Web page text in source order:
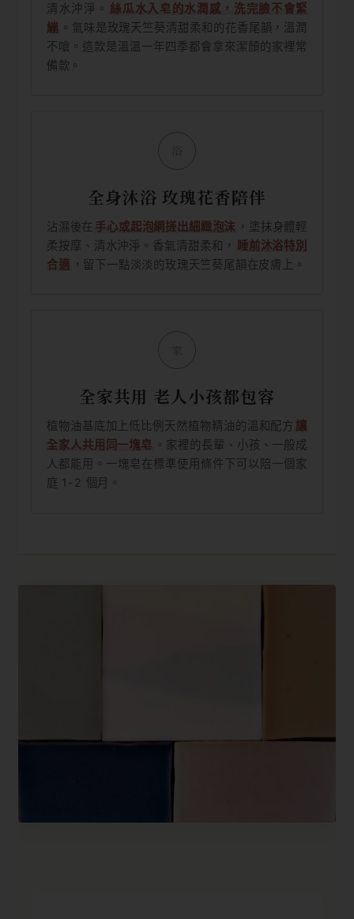
清水沖淨。
絲瓜水入皂的水潤感，洗完臉不會緊
繃 。氣味是玫瑰天竺葵清甜柔和的花香尾韻，溫潤
不嗆。這款是溫溫一年四季都會拿來潔顏的家裡常
備款。
浴
全身沐浴 玫瑰花香陪伴
沾濕後在 手心或起泡網搓出細緻泡沫 ，塗抹身體輕
柔按摩、清水沖淨。香氣清甜柔和，
睡前沐浴特別
合適 ，留下一點淡淡的玫瑰天竺葵尾韻在皮膚上。
家
全家共用 老人小孩都包容
植物油基底加上低比例天然植物精油的溫和配方 讓
全家人共用同一塊皂 。家裡的長輩、小孩、一般成
人都能用。一塊皂在標準使用條件下可以陪一個家
庭 1-2 個月。